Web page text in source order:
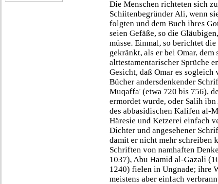
Die Menschen richteten sich
Schiitenbegründer Ali, wenn
folgten und dem Buch ihres
seien Gefäße, so die
müsse. Einmal, so berichtet
gekränkt, als er bei Omar,
alttestamentarischer Sprüche
Gesicht, daß Omar es sogleich
Bücher andersdenkender
Muqaffa' (etwa 720 bis 756),
ermordet wurde, oder Salih
des abbasidischen Kalifen al-
Häresie und Ketzerei einfach
Dichter und angesehener
damit er nicht mehr schreiben
Schriften von namhaften
1037), Abu Hamid al-Gazali
1240) fielen in Ungnade; ihre
meistens aber einfach